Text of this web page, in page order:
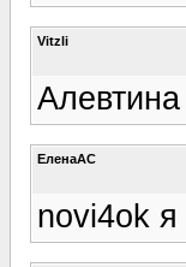
Vitzli
Алевтина
ЕленаАС
novi4ok